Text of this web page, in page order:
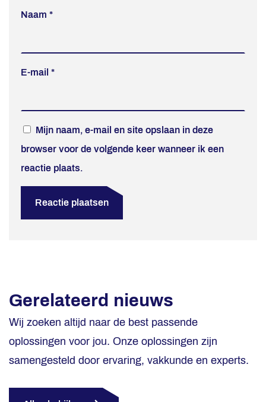
Naam *
E-mail *
Mijn naam, e-mail en site opslaan in deze
browser voor de volgende keer wanneer ik een
reactie plaats.
Gerelateerd nieuws
Wij zoeken altijd naar de best passende
oplossingen voor jou. Onze oplossingen zijn
samengesteld door ervaring, vakkunde en experts.